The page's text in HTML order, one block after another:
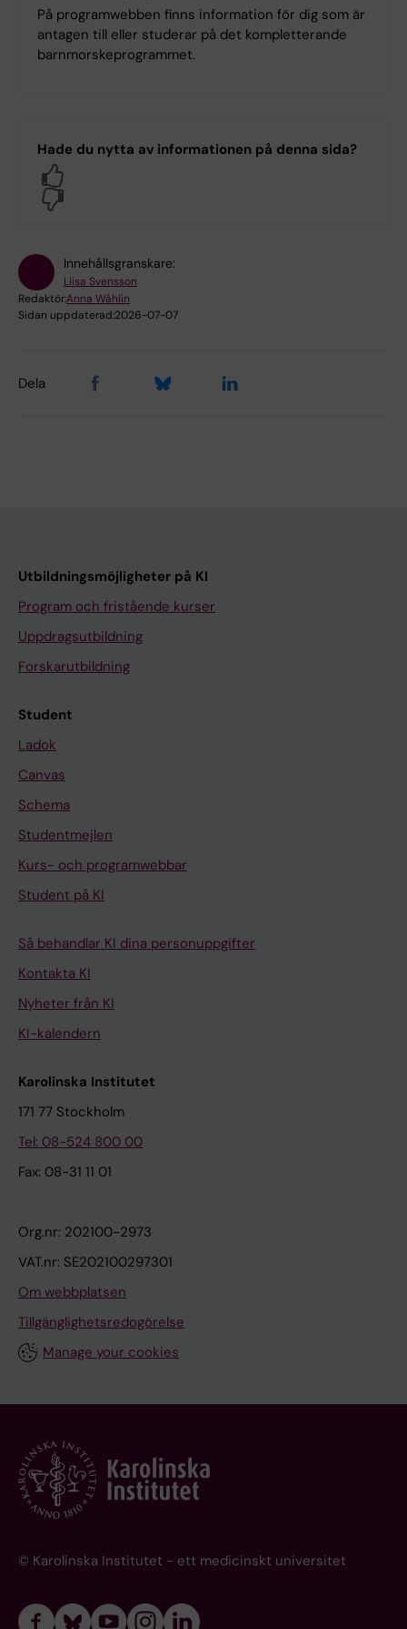
På programwebben finns information för dig som är
antagen till eller studerar på det kompletterande
barnmorskeprogrammet.
Hade du nytta av informationen på denna sida?
Innehållsgranskare:
Liisa Svensson
Redaktör:Anna Wåhlin
Sidan uppdaterad:2026-07-07
Dela
Utbildningsmöjligheter på KI
Program och fristående kurser
Uppdragsutbildning
Forskarutbildning
Student
Ladok
Canvas
Schema
Studentmejlen
Kurs- och programwebbar
Student på KI
Så behandlar KI dina personuppgifter
Kontakta KI
Nyheter från KI
KI-kalendern
Karolinska Institutet
171 77 Stockholm
Tel: 08-524 800 00
Fax: 08-31 11 01
Org.nr: 202100-2973
VAT.nr: SE202100297301
Om webbplatsen
Tillgänglighetsredogörelse
Manage your cookies
© Karolinska Institutet - ett medicinskt universitet